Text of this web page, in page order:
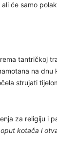
će samo
tantričkoj
na
strujati
za religiju i
kotača i